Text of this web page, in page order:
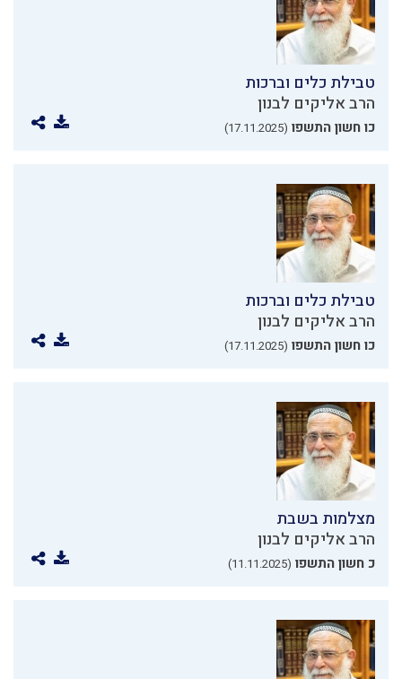
טבילת כלים וברכות
הרב אליקים לבנון
כו חשון התשפו (17.11.2025)
טבילת כלים וברכות
הרב אליקים לבנון
כו חשון התשפו (17.11.2025)
מצלמות בשבת
הרב אליקים לבנון
כ חשון התשפו (11.11.2025)